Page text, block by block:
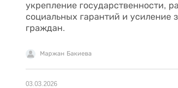
укрепление государственности,
социальных гарантий и усиление
граждан.
Маржан Бакиева
03.03.2026